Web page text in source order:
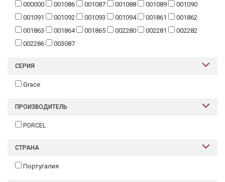
000000 001086 001087 001088 001089
001090
001091
001092 001093 001094 001861
001862
001863
001864 001865 002280 002281
002282
002286
003087
СЕРИЯ
Grace
ПРОИЗВОДИТЕЛЬ
PORCEL
СТРАНА
Португалия